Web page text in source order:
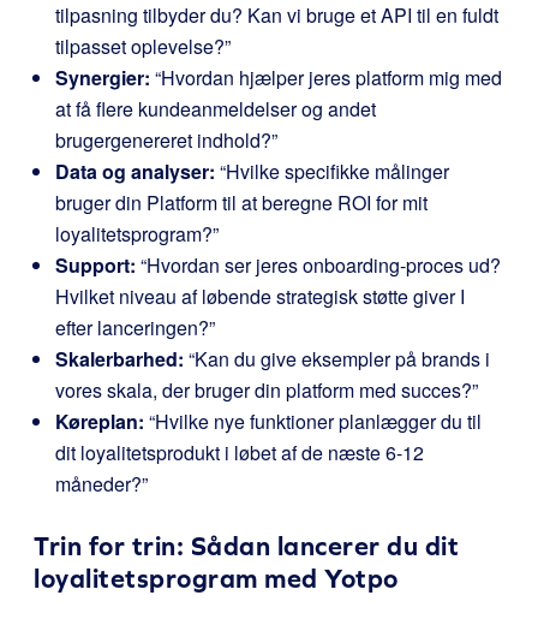
tilpasning tilbyder du? Kan vi bruge et API til en fuldt
tilpasset oplevelse?”
Synergier: “Hvordan hjælper jeres platform mig med
at få flere kundeanmeldelser og andet
brugergenereret indhold?”
Data og analyser: “Hvilke specifikke målinger
bruger din Platform til at beregne ROI for mit
loyalitetsprogram?”
Support: “Hvordan ser jeres onboarding-proces ud?
Hvilket niveau af løbende strategisk støtte giver I
efter lanceringen?”
Skalerbarhed: “Kan du give eksempler på brands i
vores skala, der bruger din platform med succes?”
Køreplan: “Hvilke nye funktioner planlægger du til
dit loyalitetsprodukt i løbet af de næste 6-12
måneder?”
Trin for trin: Sådan lancerer du dit
loyalitetsprogram med Yotpo